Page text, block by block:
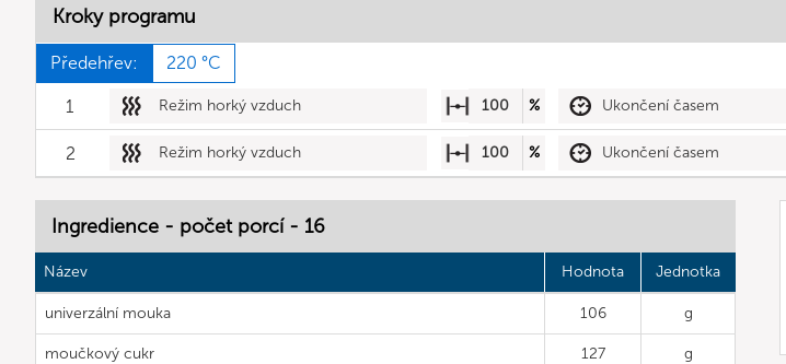
Kroky programu
Předehřev: 220 °C
1 Režim horký vzduch 100 % Ukončení časem
2 Režim horký vzduch 100 % Ukončení časem
Ingredience - počet porcí - 16
Název Hodnota Jednotka
univerzální mouka 106 g
moučkový cukr 127 g